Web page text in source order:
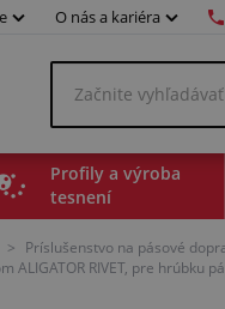
O nás a kariéra
Profily a výroba
tesnení
> Príslušenstvo na pásové
ALIGATOR RIVET, pre